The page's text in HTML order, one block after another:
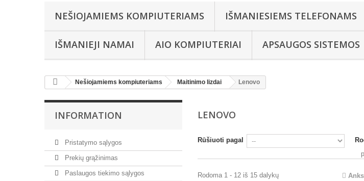
NEŠIOJAMIEMS KOMPIUTERIAMS IŠMANIESIEMS TELEFONAMS
IŠMANIEJI NAMAI AIO KOMPIUTERIAI APSAUGOS SISTEMOS
Nešiojamiems kompiuteriams Maitinimo lizdai Lenovo
INFORMATION
Pristatymo sąlygos
Prekių grąžinimas
Paslaugos tiekimo sąlygos
LENOVO
Rūšiuoti pagal
Rodoma 1 - 12 iš 15 dalykų